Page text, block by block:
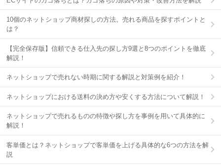
10個のネットショップ商材探しの方法。売れる商品を探すポイントと
は？
【完全保存版】信頼できる仕入先の探し方9選と8つのポイントを徹底
解説！
ネットショップで売れない時期に関する解説と対策例を紹介！
ネットショップにおける送料の決め方や安くする方法について解説！
ネットショップで売れるものの特徴や探し方を事例を用いて具体的に
解説！
客単価とは？ネットショップで客単価を上げる具体的な6つの方法を解
説